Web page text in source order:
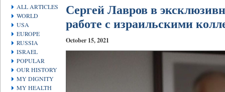
ALL ARTICLES
WORLD
USA
EUROPE
RUSSIA
ISRAEL
POPULAR
OUR HISTORY
MY DIGNITY
MY HEALTH
Сергей Лавров в
работе с израильскими
October 15, 2021